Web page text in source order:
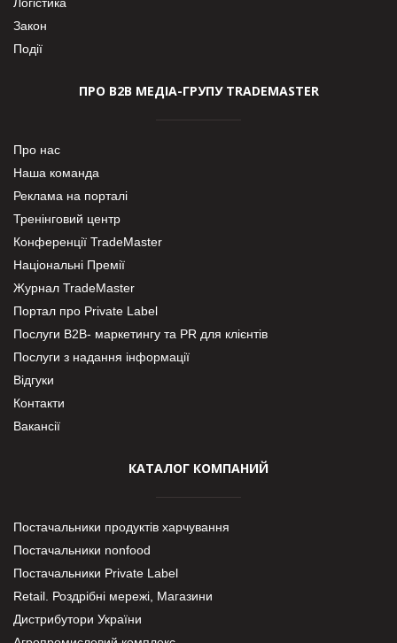
Закон
Події
ПРО В2В МЕДІА-ГРУПУ TRADEMASTER
Про нас
Наша команда
Реклама на порталі
Тренінговий центр
Конференції TradeMaster
Національні Премії
Журнал TradeMaster
Портал про Private Label
Послуги В2В- маркетингу та PR для клієнтів
Послуги з надання інформації
Відгуки
Контакти
Вакансії
КАТАЛОГ КОМПАНИЙ
Постачальники продуктів харчування
Постачальники nonfood
Постачальники Private Label
Retail. Роздрібні мережі, Магазини
Дистрибутори України